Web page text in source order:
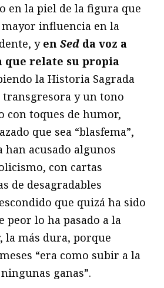
en la piel de la figura que
influencia en la
y en Sed da voz a
que relate su propia
la Historia Sagrada
y un tono
con toques de humor,
que sea “blasfema”,
han acusado algunos
con cartas
de desagradables
que quizá ha sido
peor lo ha pasado a la
la más dura, porque
“era como subir a la
ganas”.